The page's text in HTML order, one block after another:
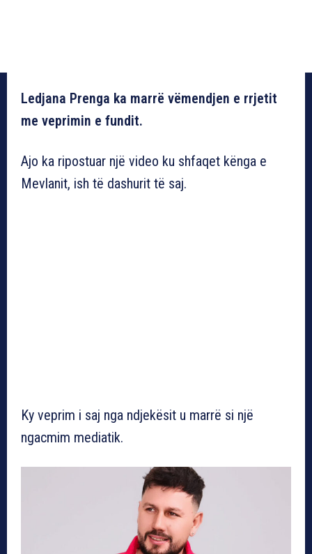
Ledjana Prenga ka marrë vëmendjen e rrjetit
me veprimin e fundit.
Ajo ka ripostuar një video ku shfaqet kënga e
Mevlanit, ish të dashurit të saj.
Ky veprim i saj nga ndjekësit u marrë si një
ngacmim mediatik.